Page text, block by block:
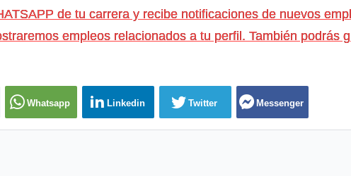
de tu carrera y recibe notificaciones de nuevos
empleos relacionados a tu perfil. También podrás
Whatsapp Linkedin Twitter Messenger